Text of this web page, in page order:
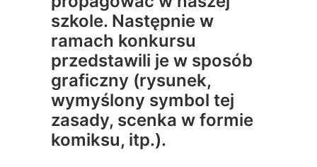
szkole. Następnie w
ramach konkursu
przedstawili je w sposób
graficzny (rysunek,
wymyślony symbol tej
zasady, scenka w formie
komiksu, itp.).